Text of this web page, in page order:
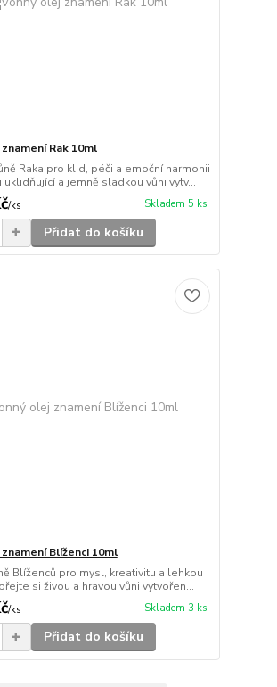
Rak 10ml
Raka pro klid, péči a emoční harmonii
a jemně sladkou vůni vytv...
/ks Skladem 5 ks
Přidat do košíku
Blíženci 10ml
Blíženců pro mysl, kreativitu a lehkou
si živou a hravou vůni vytvořen...
/ks Skladem 3 ks
Přidat do košíku